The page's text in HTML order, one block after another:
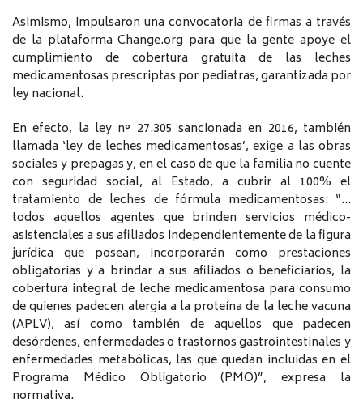
Asimismo, impulsaron una convocatoria de firmas a través
de la plataforma Change.org para que la gente apoye el
cumplimiento de cobertura gratuita de las leches
medicamentosas prescriptas por pediatras, garantizada por
ley nacional.
En efecto, la ley n° 27.305 sancionada en 2016, también
llamada ‘ley de leches medicamentosas’, exige a las obras
sociales y prepagas y, en el caso de que la familia no cuente
con seguridad social, al Estado, a cubrir al 100% el
tratamiento de leches de fórmula medicamentosas: “…
todos aquellos agentes que brinden servicios médico-
asistenciales a sus afiliados independientemente de la figura
jurídica que posean, incorporarán como prestaciones
obligatorias y a brindar a sus afiliados o beneficiarios, la
cobertura integral de leche medicamentosa para consumo
de quienes padecen alergia a la proteína de la leche vacuna
(APLV), así como también de aquellos que padecen
desórdenes, enfermedades o trastornos gastrointestinales y
enfermedades metabólicas, las que quedan incluidas en el
Programa Médico Obligatorio (PMO)”, expresa la
normativa.